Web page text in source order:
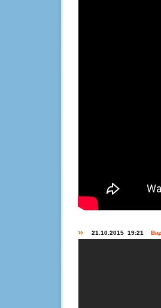
21.10.2015 19:21